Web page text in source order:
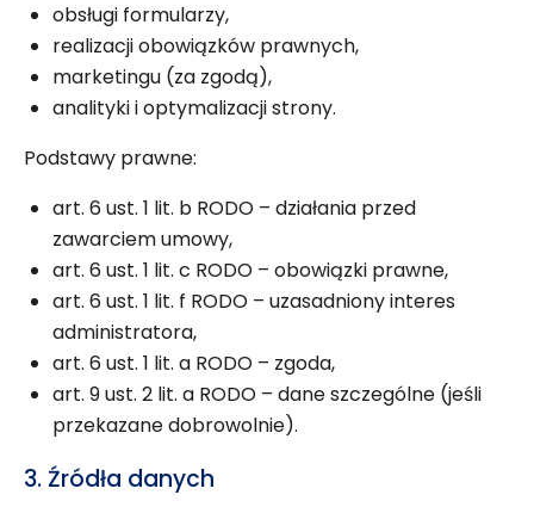
obsługi formularzy,
realizacji obowiązków prawnych,
marketingu (za zgodą),
analityki i optymalizacji strony.
Podstawy prawne:
art. 6 ust. 1 lit. b RODO – działania przed
zawarciem umowy,
art. 6 ust. 1 lit. c RODO – obowiązki prawne,
art. 6 ust. 1 lit. f RODO – uzasadniony interes
administratora,
art. 6 ust. 1 lit. a RODO – zgoda,
art. 9 ust. 2 lit. a RODO – dane szczególne (jeśli
przekazane dobrowolnie).
3. Źródła danych